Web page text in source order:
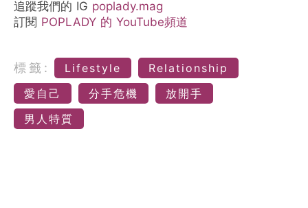
追蹤我們的 IG poplady.mag
訂閱 POPLADY 的 YouTube頻道
標籤: Lifestyle
Relationship
愛自己
分手危機
放開手
男人特質